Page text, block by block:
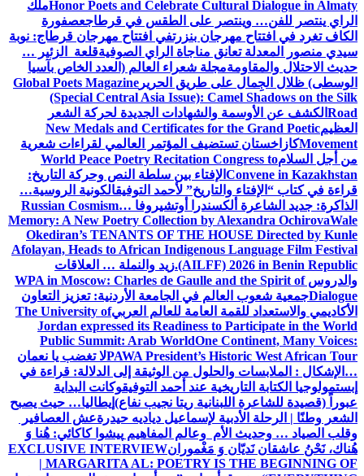
Honor Poets and Celebrate Cultural Dialogue in Almatyملك
الراي ينتصر للفن… وينتصر على الطقس في قرطاجعصفورة
الكاف تغرد في افتتاح مهرجان بنزرتفي افتتاح مهرجان قرطاج: نوبة
سيدي منصور المعدلة تعانق مناجاة الراي الصوفيةقلعة الزئير …
حديث الاحتلال والمقاومةمجلة شعراء العالم (العدد الخاص بآسيا
الوسطى) ظلال الجِمال على طريق الحرير Global Poets Magazine
(Special Central Asia Issue): Camel Shadows on the Silk
Road الكشف عن الأوسمة والشهادات الجديدة لحركة الشعر
العظيمNew Medals and Certificates for the Grand Poetic
Movementكازاخستان تستضيف المؤتمر العالمي لقراءات شعرية
من أجل السلامWorld Peace Poetry Recitation Congress to
Convene in Kazakhstan الإفتاء بين سلطة النص وحركة التاريخ:
قراءة في كتاب “الإفتاء والتاريخ” لأحمد التوفيقالكونية الروسية…
الذاكرة: جديد الشاعرة ألكسندرا أوتشيروفا Russian Cosmism…
Memory: A New Poetry Collection by Alexandra OchirovaWale
Okediran’s TENANTS OF THE HOUSE Directed by Kunle
Afolayan, Heads to African Indigenous Language Film Festival
(AILFF) 2026 in Benin Republic. زيد والنملة … العلاقات
والدروسWPA in Moscow: Charles de Gaulle and the Spirit of
Dialogueجمعية شعوب العالم في الجامعة الأردنية: تعزيز التعاون
الأكاديمي والاستعداد للقمة العامة للعالم العربيThe University of
Jordan expressed its Readiness to Participate in the World
Public Summit: Arab WorldOne Continent, Many Voices:
PAWA President’s Historic West African Tourلا تغضب يا نعمان
…الإشكال : الملابسات والحلول من الوثيقة إلى الدلالة: قراءة في
إبستمولوجيا الكتابة التاريخية عند أحمد التوفيقوكانت البداية
عبوراً (قصيدة للشاعرة اللبنانية ريتا نجيب نفاع) إيطاليا… حيث يصبح
الشعر وطنًا | الرحلة الأدبية لإسماعيل دياديه حيدرةعش العصافير
وقلب الصياد … وحديث الأم وعالم المفاهيم پیشوا کاکائي: هُنا وَ
هُناك، نَحْنُ عاشقان نَديّان وَ مَغْمورانEXCLUSIVE INTERVIEW
| MARGARITA AL: POETRY IS THE BEGINNING OF